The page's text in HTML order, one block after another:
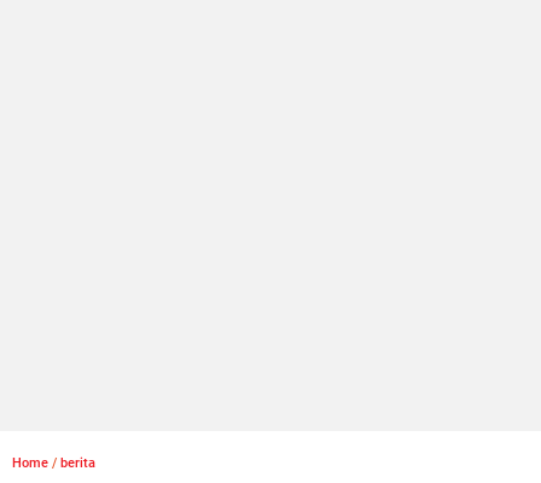
Home / berita